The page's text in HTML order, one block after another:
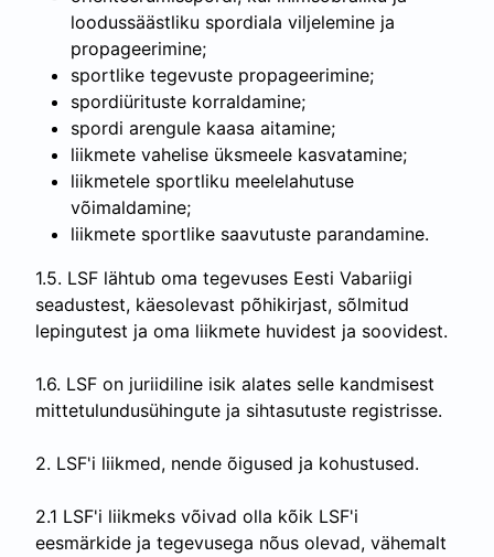
loodussäästliku spordiala viljelemine ja
propageerimine;
sportlike tegevuste propageerimine;
spordiürituste korraldamine;
spordi arengule kaasa aitamine;
liikmete vahelise üksmeele kasvatamine;
liikmetele sportliku meelelahutuse
võimaldamine;
liikmete sportlike saavutuste parandamine.
1.5. LSF lähtub oma tegevuses Eesti Vabariigi
seadustest, käesolevast põhikirjast, sõlmitud
lepingutest ja oma liikmete huvidest ja soovidest.
1.6. LSF on juriidiline isik alates selle kandmisest
mittetulundusühingute ja sihtasutuste registrisse.
2. LSF'i liikmed, nende õigused ja kohustused.
2.1 LSF'i liikmeks võivad olla kõik LSF'i
eesmärkide ja tegevusega nõus olevad, vähemalt